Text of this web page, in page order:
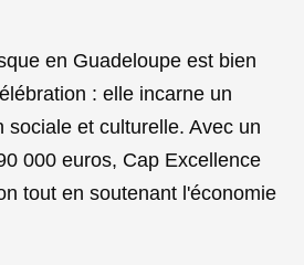
en Guadeloupe est bien
: elle incarne un
sociale et culturelle. Avec un
000 euros, Cap Excellence
tout en soutenant l'économie